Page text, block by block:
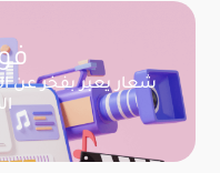
شعار يعبر بفخر عن